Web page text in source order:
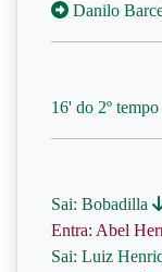
Danilo
16' do 2º tempo
Sai: Bobadilla
Entra: Abel
Sai: Luiz